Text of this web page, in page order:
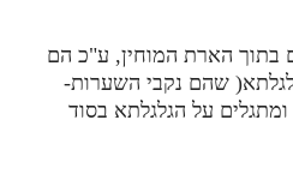
בתוך הארת המוחין, ע"כ הם
שהם נקבי השערות-
על הגלגלתא בסוד